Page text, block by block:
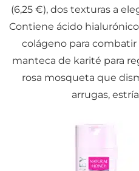
(6,25 €), dos texturas a
Contiene ácido
colágeno para combatir
manteca de karité para
rosa mosqueta que
arrugas,